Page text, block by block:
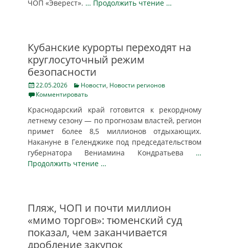
ЧОП «Эверест». … Продолжить чтение …
Кубанские курорты переходят на
круглосуточный режим
безопасности
Posted
on
22.05.2026 Categories
Новости, Новости регионов
Комментировать
Краснодарский край готовится к рекордному
летнему сезону — по прогнозам властей, регион
примет более 8,5 миллионов отдыхающих.
Накануне в Геленджике под председательством
губернатора Вениамина Кондратьева …
Продолжить чтение …
Пляж, ЧОП и почти миллион
«мимо торгов»: тюменский суд
показал, чем заканчивается
дробление закупок